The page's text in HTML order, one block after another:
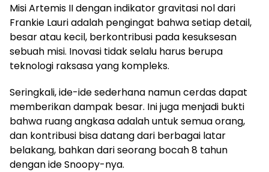
Misi Artemis II dengan indikator gravitasi nol dari
Frankie Lauri adalah pengingat bahwa setiap detail,
besar atau kecil, berkontribusi pada kesuksesan
sebuah misi. Inovasi tidak selalu harus berupa
teknologi raksasa yang kompleks.
Seringkali, ide-ide sederhana namun cerdas dapat
memberikan dampak besar. Ini juga menjadi bukti
bahwa ruang angkasa adalah untuk semua orang,
dan kontribusi bisa datang dari berbagai latar
belakang, bahkan dari seorang bocah 8 tahun
dengan ide Snoopy-nya.